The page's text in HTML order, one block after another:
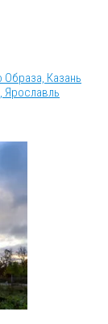
Казань
Ярославль